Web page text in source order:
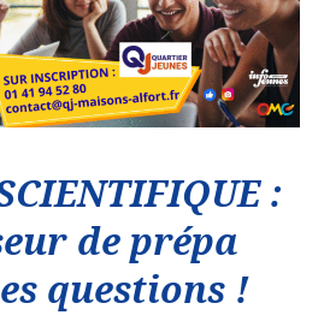
:
de prépa
questions !